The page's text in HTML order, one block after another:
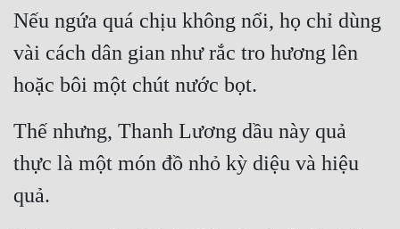
Xuyên Không
Xuyên Nhanh
Xuyên Sách
Xuyên Thư
Điền Văn
Đô Thị
Nếu ngứa quá chịu không nổi, họ chỉ dùng
vài cách dân gian như rắc tro hương lên
hoặc bôi một chút nước bọt.
Thế nhưng, Thanh Lương dầu này quả
thực là một món đồ nhỏ kỳ diệu và hiệu
quả.